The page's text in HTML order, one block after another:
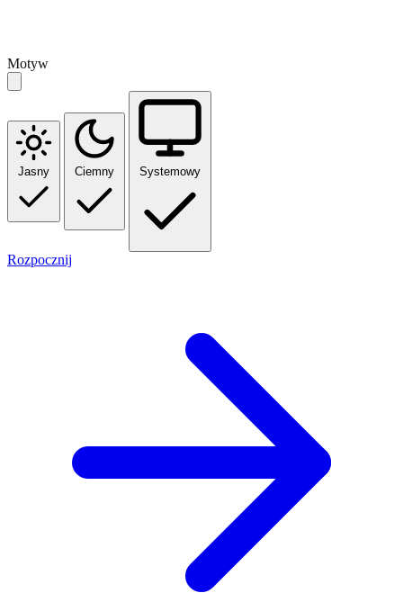
Motyw
Jasny Ciemny Systemowy
Rozpocznij